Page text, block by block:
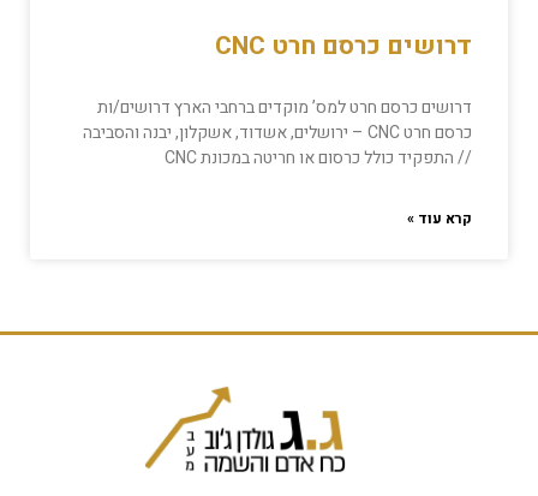
דרושים כרסם חרט CNC
דרושים כרסם חרט למס’ מוקדים ברחבי הארץ דרושים/ות
כרסם חרט CNC – ירושלים, אשדוד, אשקלון, יבנה והסביבה
// התפקיד כולל כרסום או חריטה במכונת CNC
קרא עוד »